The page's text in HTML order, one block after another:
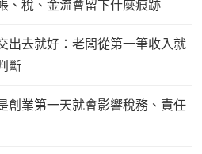
、稅、金流會留下什麼痕跡
出去就好：老闆從第一筆收入就
斷
創業第一天就會影響稅務、責任